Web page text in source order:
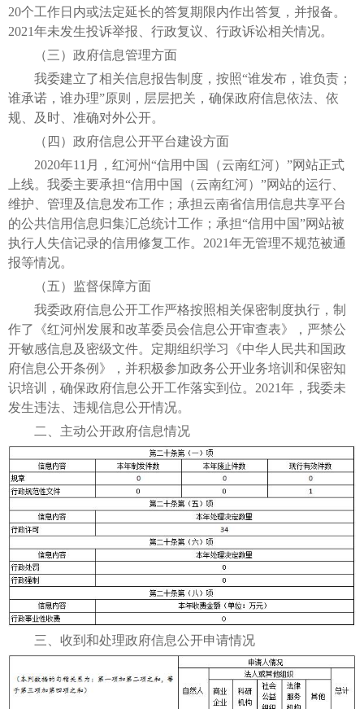
20个工作日内或法定延长的答复期限内作出答复，并报备。
2021年未发生投诉举报、行政复议、行政诉讼相关情况。
（三）政府信息管理方面
我委建立了相关信息报告制度，按照“谁发布，谁负责；
谁承诺，谁办理”原则，层层把关，确保政府信息依法、依
规、及时、准确对外公开。
（四）政府信息公开平台建设方面
2020年11月，红河州“信用中国（云南红河）”网站正式
上线。我委主要承担“信用中国（云南红河）”网站的运行、
维护、管理及信息发布工作；承担云南省信用信息共享平台
的公共信用信息归集汇总统计工作；承担“信用中国”网站被
执行人失信记录的信用修复工作。2021年无管理不规范被通
报等情况。
（五）监督保障方面
我委政府信息公开工作严格按照相关保密制度执行，制
作了《红河州发展和改革委员会信息公开审查表》，严禁公
开敏感信息及密级文件。定期组织学习《中华人民共和国政
府信息公开条例》，并积极参加政务公开业务培训和保密知
识培训，确保政府信息公开工作落实到位。2021年，我委未
发生违法、违规信息公开情况。
二、主动公开政府信息情况
三、收到和处理政府信息公开申请情况